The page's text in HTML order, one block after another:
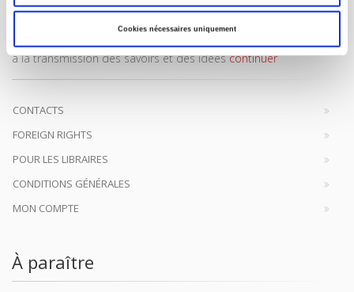
Cookies nécessaires uniquement
Maison d'édition dédiée aux sciences humaines et sociales, les
à la transmission des savoirs et des idéescontinuer
CONTACTS
FOREIGN RIGHTS
POUR LES LIBRAIRES
CONDITIONS GÉNÉRALES
MON COMPTE
À paraître